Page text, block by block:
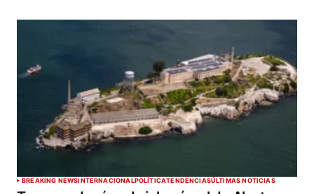
BREAKING NEWSINTERNACIONALPOLÍTICATENDENCIASÚLTIMAS NOTICIAS